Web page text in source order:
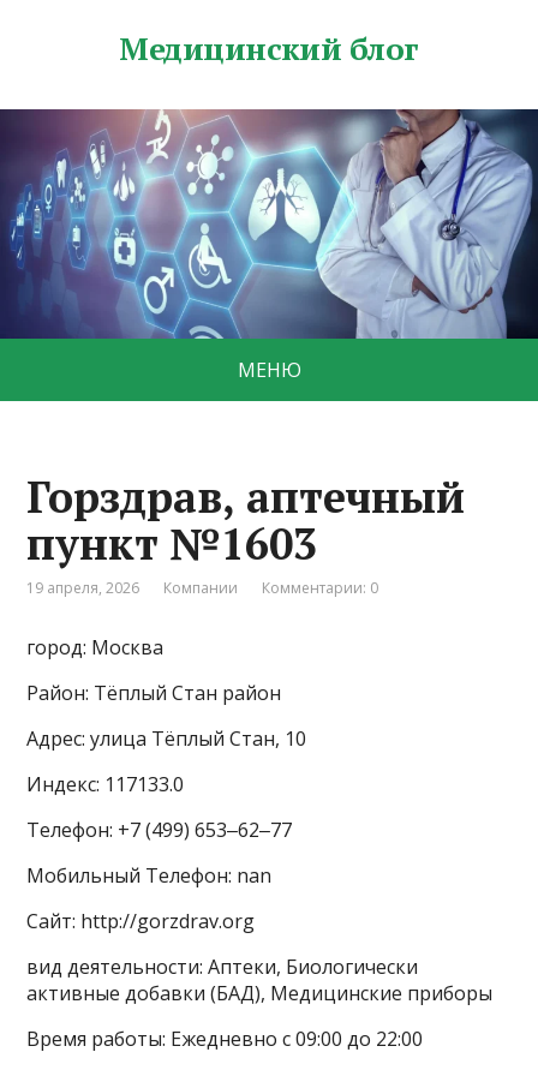
Медицинский блог
МЕНЮ
Горздрав, аптечный
пункт №1603
19 апреля, 2026 Компании Комментарии: 0
город: Москва
Район: Тёплый Стан район
Адрес: улица Тёплый Стан, 10
Индекс: 117133.0
Телефон: +7 (499) 653‒62‒77
Мобильный Телефон: nan
Сайт: http://gorzdrav.org
вид деятельности: Аптеки, Биологически
активные добавки (БАД), Медицинские приборы
Время работы: Ежедневно с 09:00 до 22:00